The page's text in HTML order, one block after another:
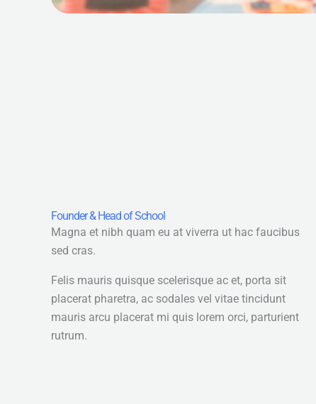
Founder & Head of School
Magna et nibh quam eu at viverra ut hac faucibus
sed cras.
Felis mauris quisque scelerisque ac et, porta sit
placerat pharetra, ac sodales vel vitae tincidunt
mauris arcu placerat mi quis lorem orci, parturient
rutrum.